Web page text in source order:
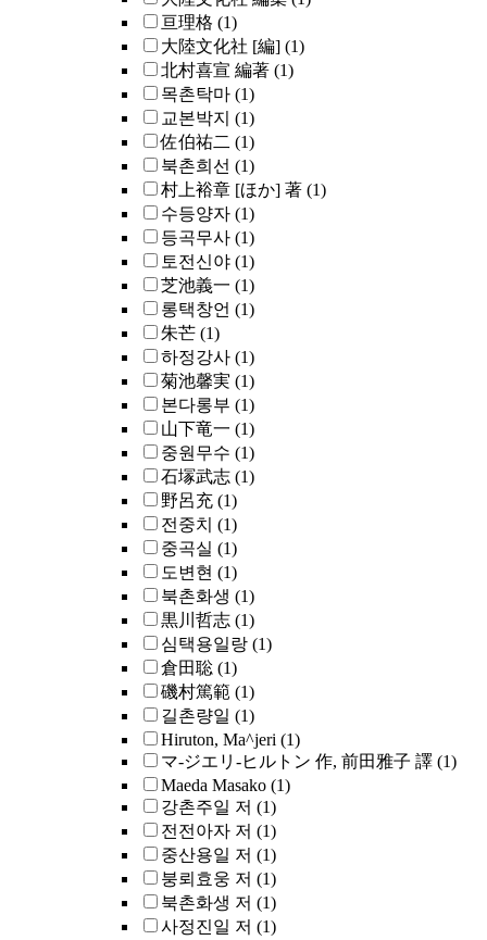
亘理格 (1)
大陸文化社 [編] (1)
北村喜宣 編著 (1)
목촌탁마 (1)
교본박지 (1)
佐伯祐二 (1)
북촌희선 (1)
村上裕章 [ほか] 著 (1)
수등양자 (1)
등곡무사 (1)
토전신야 (1)
芝池義一 (1)
롱택창언 (1)
朱芒 (1)
하정강사 (1)
菊池馨実 (1)
본다롱부 (1)
山下竜一 (1)
중원무수 (1)
石塜武志 (1)
野呂充 (1)
전중치 (1)
중곡실 (1)
도변현 (1)
북촌화생 (1)
黒川哲志 (1)
심택용일랑 (1)
倉田聡 (1)
磯村篤範 (1)
길촌량일 (1)
Hiruton, Ma^jeri (1)
マ-ジエリ-ヒルトン 作, 前田雅子 譯 (1)
Maeda Masako (1)
강촌주일 저 (1)
전전아자 저 (1)
중산용일 저 (1)
붕뢰효웅 저 (1)
북촌화생 저 (1)
사정진일 저 (1)